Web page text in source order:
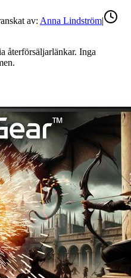
av: Anna Lindström|
återförsäljarlänkar. Inga